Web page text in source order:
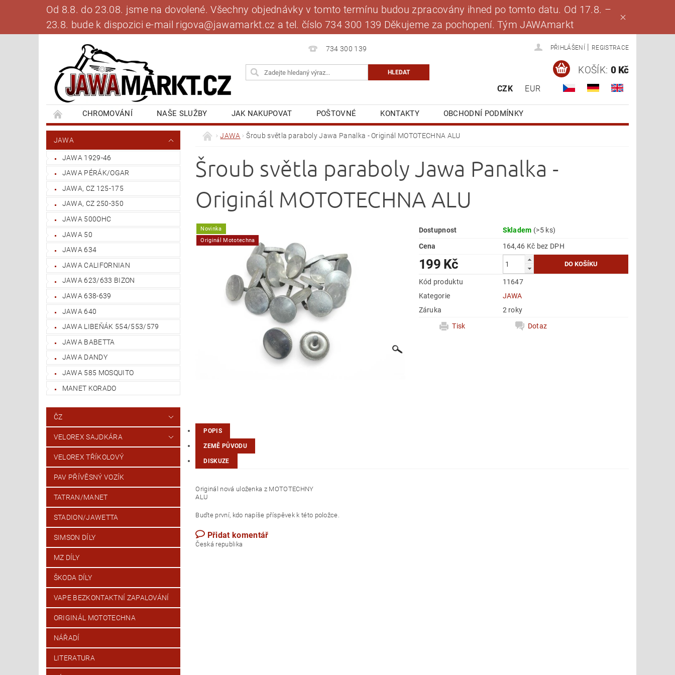
Od 8.8. do 23.08. jsme na dovolené. Všechny objednávky v tomto termínu budou zpracovány ihned po tomto datu. Od 17.8. –
23.8. bude k dispozici e-mail rigova@jawamarkt.cz a tel. číslo 734 300 139 Děkujeme za pochopení. Tým JAWAmarkt
734 300 139 PŘIHLÁŠENÍ REGISTRACE
CZK EUR
KOŠÍK: 0 Kč
CHROMOVÁNÍ NAŠE SLUŽBY JAK NAKUPOVAT POŠTOVNÉ KONTAKTY
OBCHODNÍ PODMÍNKY
BANKOVNÍ SPOJENÍ
NAPIŠTE NÁM BLOG MOJE OBJEDNÁVKA
JAWA
JAWA 1929-46
JAWA PÉRÁK/OGAR
JAWA, CZ 125-175
JAWA, CZ 250-350
JAWA 500OHC
JAWA 50
JAWA 634
JAWA CALIFORNIAN
JAWA 623/633 BIZON
JAWA 638-639
JAWA 640
JAWA LIBEŇÁK 554/553/579
JAWA BABETTA
JAWA DANDY
JAWA 585 MOSQUITO
MANET KORADO
ČZ
VELOREX SAJDKÁRA
VELOREX TŘÍKOLOVÝ
PAV PŘÍVĚSNÝ VOZÍK
TATRAN/MANET
STADION/JAWETTA
SIMSON DÍLY
MZ DÍLY
ŠKODA DÍLY
VAPE BEZKONTAKTNÍ ZAPALOVÁNÍ
ORIGINÁL MOTOTECHNA
NÁŘADÍ
LITERATURA
JAWA Šroub světla paraboly Jawa Panalka - Originál MOTOTECHNA ALU
Šroub světla paraboly Jawa Panalka -
Originál MOTOTECHNA ALU
Novinka
Originál Mototechna
Dostupnost Skladem (>5 ks)
Cena
164,46 Kč bez DPH
199 Kč
Kód produktu
11647
Kategorie
JAWA
Záruka
2 roky
Tisk
Dotaz
POPIS
ZEMĚ PŮVODU
DISKUZE
Originál nová uloženka z MOTOTECHNY
ALU
Buďte první, kdo napíše příspěvek k této položce.
Přidat komentář
Česká republika